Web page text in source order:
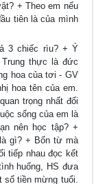
+ Theo em nếu
tiên là của mình
3 chiếc rìu? + Ý
thực là đức
hoa của tơi - GV
hoa tên của em.
trọng nhất đối
sống của em là
nên học tập? +
gì? + Bốn từ mà
tiếp nhau đọc kết
huống, HS đưa
số tiền mừng tuổi.